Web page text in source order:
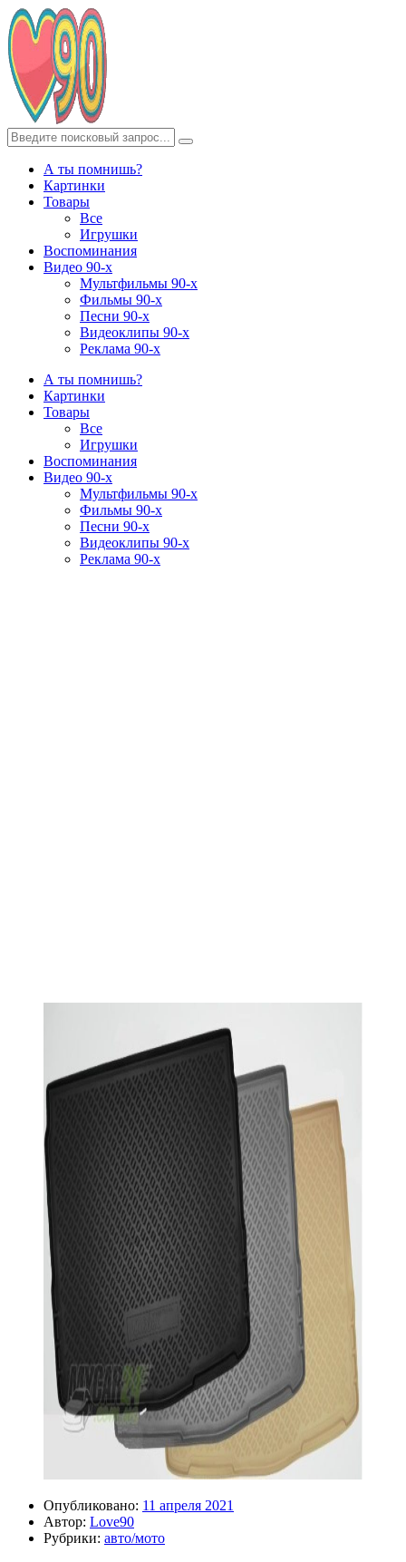
А ты помнишь?
Картинки
Товары
Все
Игрушки
Воспоминания
Видео 90-х
Мультфильмы 90-х
Фильмы 90-х
Песни 90-х
Видеоклипы 90-х
Реклама 90-х
А ты помнишь?
Картинки
Товары
Все
Игрушки
Воспоминания
Видео 90-х
Мультфильмы 90-х
Фильмы 90-х
Песни 90-х
Видеоклипы 90-х
Реклама 90-х
Опубликовано: 11 апреля 2021
Автор: Love90
Рубрики: авто/мото